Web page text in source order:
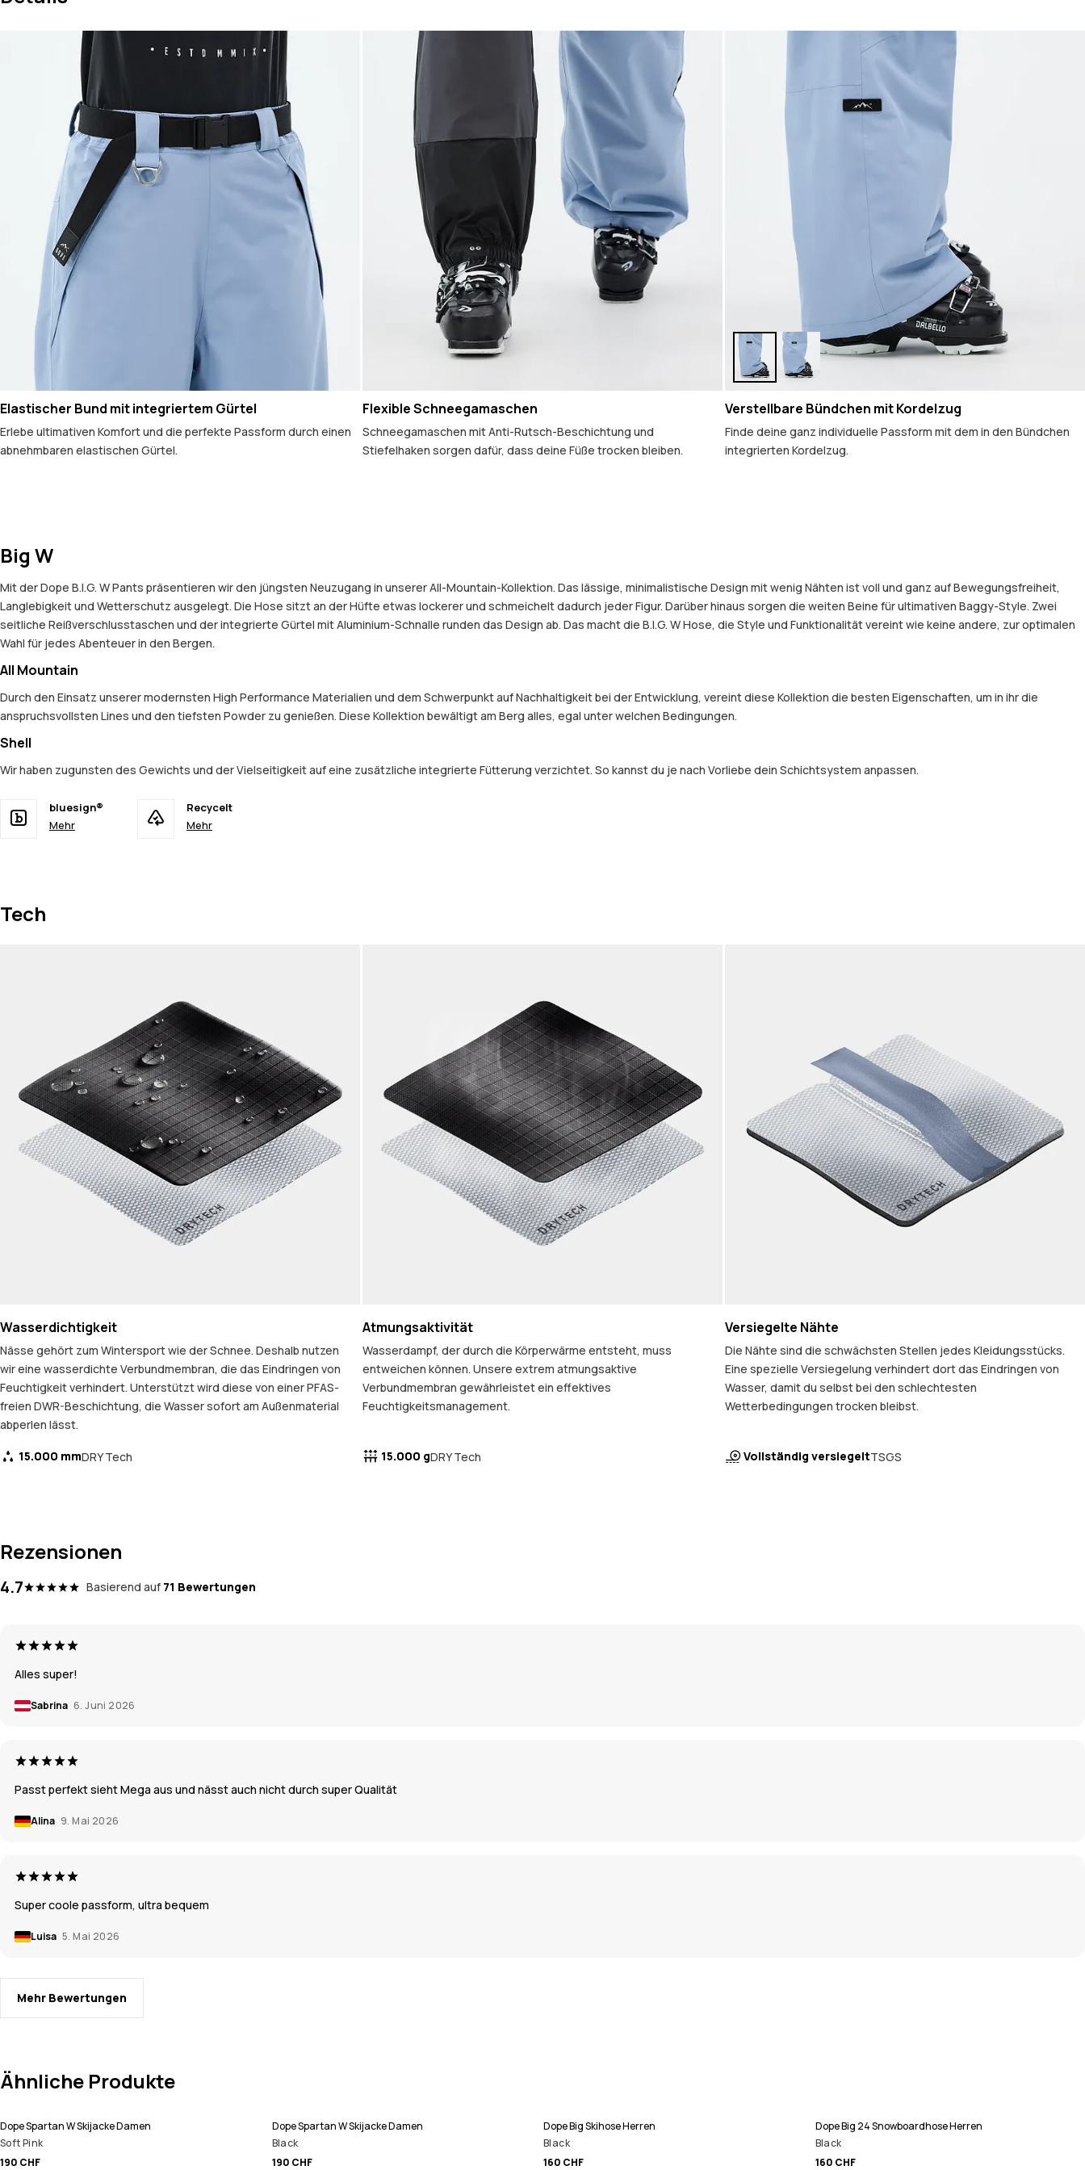
Elastischer Bund mit integriertem Gürtel
Erlebe ultimativen Komfort und die perfekte Passform durch einen
abnehmbaren elastischen Gürtel.
Flexible Schneegamaschen
Schneegamaschen mit Anti-Rutsch-Beschichtung und
Stiefelhaken sorgen dafür, dass deine Füße trocken bleiben.
Verstellbare Bündchen mit Kordelzug
Finde deine ganz individuelle Passform mit dem in den Bündchen
integrierten Kordelzug.
Big W
Mit der Dope B.I.G. W Pants präsentieren wir den jüngsten Neuzugang in unserer All-Mountain-Kollektion. Das lässige, minimalistische Design mit wenig Nähten ist voll und ganz auf Bewegungsfreiheit,
Langlebigkeit und Wetterschutz ausgelegt. Die Hose sitzt an der Hüfte etwas lockerer und schmeichelt dadurch jeder Figur. Darüber hinaus sorgen die weiten Beine für ultimativen Baggy-Style. Zwei
seitliche Reißverschlusstaschen und der integrierte Gürtel mit Aluminium-Schnalle runden das Design ab. Das macht die B.I.G. W Hose, die Style und Funktionalität vereint wie keine andere, zur optimalen
Wahl für jedes Abenteuer in den Bergen.
All Mountain
Durch den Einsatz unserer modernsten High Performance Materialien und dem Schwerpunkt auf Nachhaltigkeit bei der Entwicklung, vereint diese Kollektion die besten Eigenschaften, um in ihr die
anspruchsvollsten Lines und den tiefsten Powder zu genießen. Diese Kollektion bewältigt am Berg alles, egal unter welchen Bedingungen.
Shell
Wir haben zugunsten des Gewichts und der Vielseitigkeit auf eine zusätzliche integrierte Fütterung verzichtet. So kannst du je nach Vorliebe dein Schichtsystem anpassen.
bluesign®
Mehr
Recycelt
Mehr
Tech
Wasserdichtigkeit
Nässe gehört zum Wintersport wie der Schnee. Deshalb nutzen
wir eine wasserdichte Verbundmembran, die das Eindringen von
Feuchtigkeit verhindert. Unterstützt wird diese von einer PFAS-
freien DWR-Beschichtung, die Wasser sofort am Außenmaterial
abperlen lässt.
15.000 mmDRY Tech
Atmungsaktivität
Wasserdampf, der durch die Körperwärme entsteht, muss
entweichen können. Unsere extrem atmungsaktive
Verbundmembran gewährleistet ein effektives
Feuchtigkeitsmanagement.
15.000 gDRY Tech
Versiegelte Nähte
Die Nähte sind die schwächsten Stellen jedes Kleidungsstücks.
Eine spezielle Versiegelung verhindert dort das Eindringen von
Wasser, damit du selbst bei den schlechtesten
Wetterbedingungen trocken bleibst.
Vollständig versiegeltTSGS
Rezensionen
4.7 Basierend auf 71 Bewertungen
Alles super!
Sabrina 6. Juni 2026
Passt perfekt sieht Mega aus und nässt auch nicht durch super Qualität
Alina 9. Mai 2026
Super coole passform, ultra bequem
Luisa 5. Mai 2026
Mehr Bewertungen
Ähnliche Produkte
Dope Spartan W Skijacke Damen
Soft Pink
190 CHF
Dope Spartan W Skijacke Damen
Black
190 CHF
Dope Big Skihose Herren
Black
160 CHF
Dope Big 24 Snowboardhose Herren
Black
160 CHF